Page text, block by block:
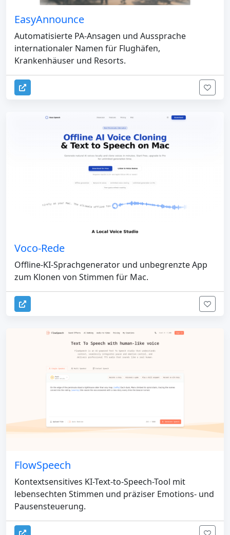
EasyAnnounce
Automatisierte PA-Ansagen und Aussprache
internationaler Namen für Flughäfen,
Krankenhäuser und Resorts.
Voco-Rede
Offline-KI-Sprachgenerator und unbegrenzte App
zum Klonen von Stimmen für Mac.
FlowSpeech
Kontextsensitives KI-Text-to-Speech-Tool mit
lebensechten Stimmen und präziser Emotions- und
Pausensteuerung.